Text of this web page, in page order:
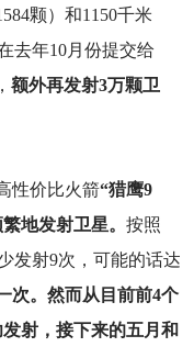
颗）和1150千米
去年10月份提交给
额外再发射3万颗卫
性价比火箭“猎鹰9
地发射卫星。 按照
发射9次，可能的话达
次。然而从目前前4个
射，接下来的五月和